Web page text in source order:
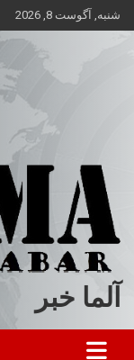
محتوا
شنبه, آگوست 8, 2026
آلما خبر